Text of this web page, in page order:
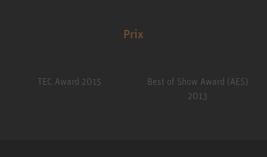
Prix
TEC Award 2015
Best of Show Award (AES)
2013